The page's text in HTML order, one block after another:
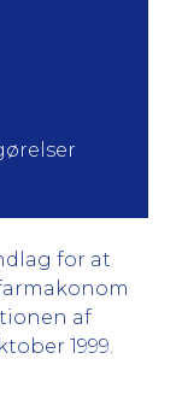
for at
af
1999.